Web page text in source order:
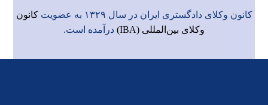
کانون وکلای دادگستری ایران در سال ۱۳۲۹ به عضویت
کانون
وکلای بین‌المللی (IBA)
درآمده است.